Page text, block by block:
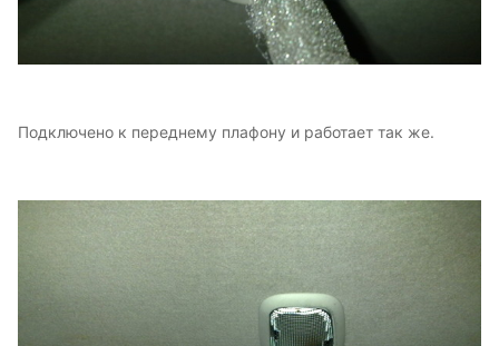
Подключено к переднему плафону и работает так же.